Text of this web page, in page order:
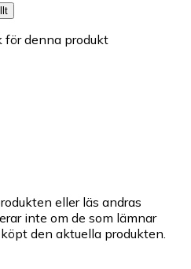
denna produkt
eller läs andras
inte om de som lämnar
den aktuella produkten.